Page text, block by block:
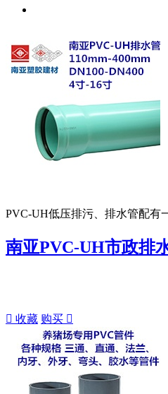
PVC-UH低压排污、排水管配有
南亚PVC-UH市政排
 收藏 购买 